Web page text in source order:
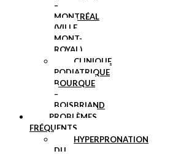
–
MONTRÉAL
(VILLE
MONT-
ROYAL)
CLINIQUE
PODIATRIQUE
BOURQUE
–
BOISBRIAND
PROBLÈMES
FRÉQUENTS
HYPERPRONATION
DU